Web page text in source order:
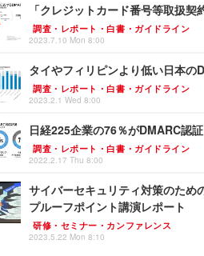
「クレジットカード番号等取扱
調査・レポート・白書・ガイドライン
2023.7.10 Mon 8:00
タイやフィリピンより低い日本
調査・レポート・白書・ガイドライン
2023.2.1 Wed 8:00
日経225企業の76％がDMARC認
調査・レポート・白書・ガイドライン
2022.2.17 Thu 8:00
サイバーセキュリティ対策のため
プルーフポイント講演レポート
研修・セミナー・カンファレンス
2023.5.22 Mon 8:10